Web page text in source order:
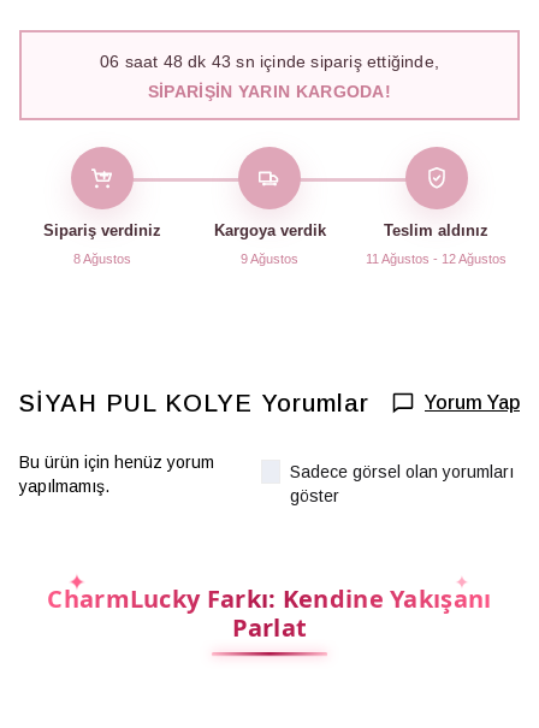
06 saat 48 dk 42 sn içinde sipariş ettiğinde,
SIPARIŞIN YARIN KARGODA!
Sipariş verdiniz
8 Ağustos
Kargoya verdik
9 Ağustos
Teslim aldınız
11 Ağustos - 12 Ağustos
SİYAH PUL KOLYE Yorumlar Yorum Yap
Bu ürün için henüz yorum
yapılmamış.
Sadece görsel olan yorumları
göster
CharmLucky Farkı: Kendine Yakışanı
Parlat